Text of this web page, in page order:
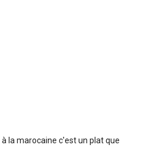
à la marocaine c'est un plat que